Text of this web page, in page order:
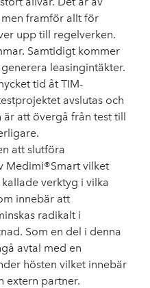
framför allt för
upp till regelverken.
Samtidigt kommer
leasingintäkter.
tid åt TIM-
avslutas och
är att övergå från test till
att slutföra
Medimi®Smart vilket
verktyg i vilka
innebär att
radikalt i
Som en del i denna
avtal med en
hösten vilket innebär
extern partner.